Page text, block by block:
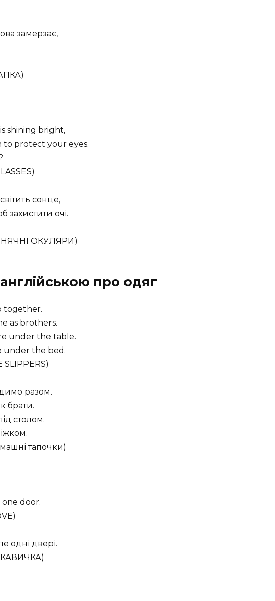
замерзає,
shining bright,
to protect your eyes.
сонце,
захистити очі.
ОКУЛЯРИ)
про одяг
together.
as brothers.
under the table.
under the bed.
SLIPPERS)
разом.
брати.
столом.
тапочки)
door.
одні двері.